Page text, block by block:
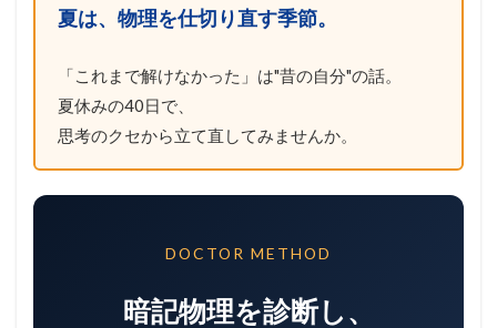
夏は、物理を仕切り直す季節。
「これまで解けなかった」は"昔の自分"の話。
夏休みの40日で、
思考のクセから立て直してみませんか。
DOCTOR METHOD
暗記物理を診断し、